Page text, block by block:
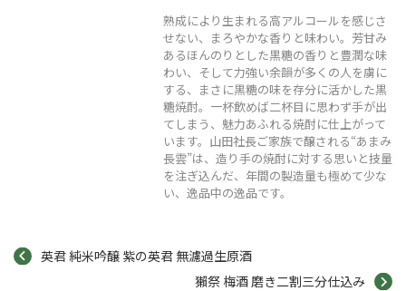
熟成により生まれる高アルコールを感じさ
せない、まろやかな香りと味わい。芳甘み
あるほんのりとした黒糖の香りと豊潤な味
わい、そして力強い余韻が多くの人を虜に
する、まさに黒糖の味を存分に活かした黒
糖焼酎。一杯飲めば二杯目に思わず手が出
てしまう、魅力あふれる焼酎に仕上がって
います。山田社長ご家族で醸される“あまみ
長雲”は、造り手の焼酎に対する思いと技量
を注ぎ込んだ、年間の製造量も極めて少な
い、逸品中の逸品です。
英君 純米吟醸 紫の英君 無濾過生原酒
獺祭 梅酒 磨き二割三分仕込み